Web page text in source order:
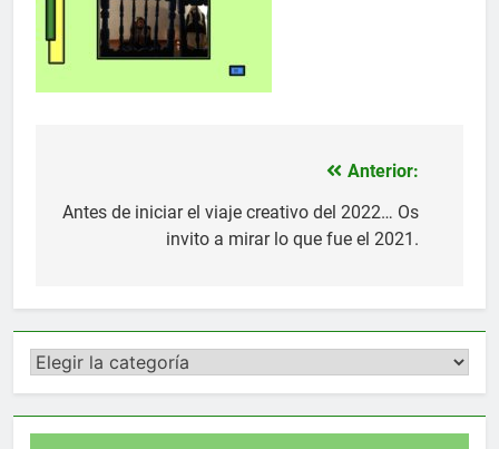
de
Anterior:
Antes de iniciar el viaje creativo del 2022… Os
invito a mirar lo que fue el 2021.
Categorías